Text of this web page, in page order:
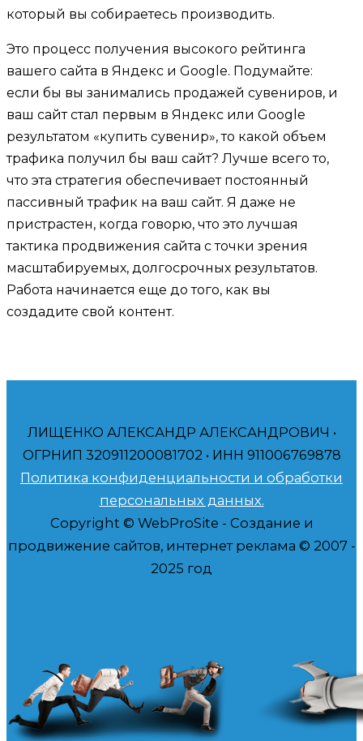
который вы собираетесь производить.
Это процесс получения высокого рейтинга
вашего сайта в Яндекс и Google. Подумайте:
если бы вы занимались продажей сувениров, и
ваш сайт стал первым в Яндекс или Google
результатом «купить сувенир», то какой объем
трафика получил бы ваш сайт? Лучше всего то,
что эта стратегия обеспечивает постоянный
пассивный трафик на ваш сайт. Я даже не
пристрастен, когда говорю, что это лучшая
тактика продвижения сайта с точки зрения
масштабируемых, долгосрочных результатов.
Работа начинается еще до того, как вы
создадите свой контент.
ЛИЩЕНКО АЛЕКСАНДР АЛЕКСАНДРОВИЧ •
ОГРНИП 320911200081702 • ИНН 911006769878
Политика конфиденциальности и обработки
персональных данных.
Copyright © WebProSite - Создание и
продвижение сайтов, интернет реклама © 2007 -
2025 год